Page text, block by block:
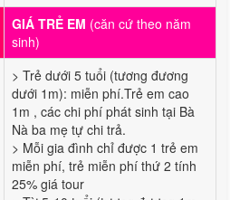
GIÁ TRẺ EM (căn cứ theo năm
sinh)
> Trẻ dưới 5 tuổi (tương đương
dưới 1m): miễn phí.Trẻ em cao
1m , các chi phí phát sinh tại Bà
Nà ba mẹ tự chi trả.
> Mỗi gia đình chỉ được 1 trẻ em
miễn phí, trẻ miễn phí thứ 2 tính
25% giá tour